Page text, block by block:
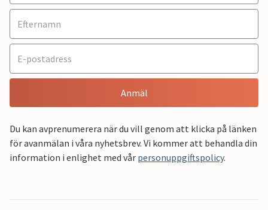
Anmäl
Du kan avprenumerera när du vill genom att klicka på länken
för avanmälan i våra nyhetsbrev. Vi kommer att behandla din
information i enlighet med vår personuppgiftspolicy.